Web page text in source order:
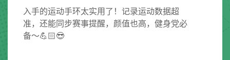
入手的运动手环太实用了！记录运动数据超
准，还能同步赛事提醒，颜值也高，健身党必
备～💪🏻😎